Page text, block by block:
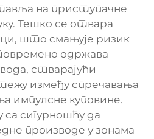
на приступачне
Тешко се отвара
што смањује ризик
одржава
стварајући
између спречавања
импулсне куповине.
сигурношћу да
производе у зонама